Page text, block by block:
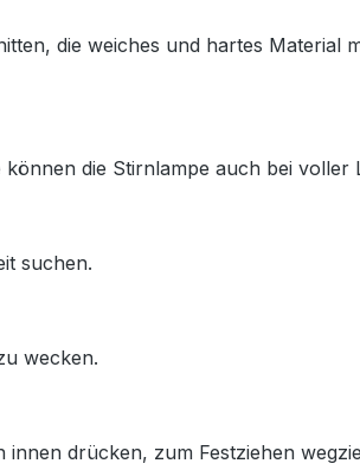
die weiches und hartes Material
die Stirnlampe auch bei voller
suchen.
wecken.
drücken, zum Festziehen